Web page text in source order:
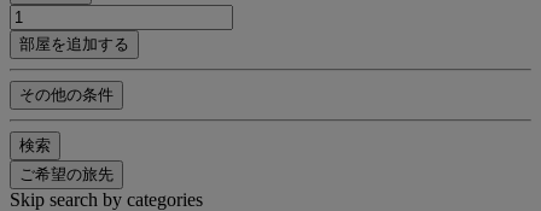
部屋を追加する
その他の条件
検索
ご希望の旅先
Skip search by categories